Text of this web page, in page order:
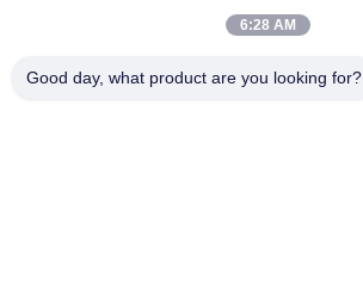
6:28 AM
Good day, what product are you looking for?